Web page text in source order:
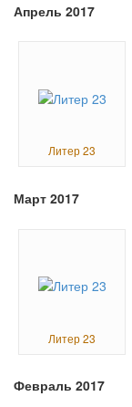
Апрель 2017
Литер 23
Март 2017
Литер 23
Февраль 2017